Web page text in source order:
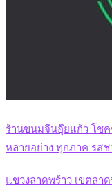
ร้านขนมจีนอุ๊ยแก้ว โช
หลายอย่าง ทุกภาค รส
แขวงลาดพร้าว เขตลา